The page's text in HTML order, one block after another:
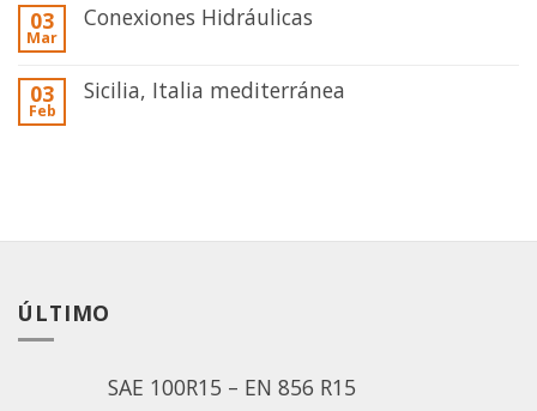
03
Mar
Conexiones Hidráulicas
03
Feb
Sicilia, Italia mediterránea
ÚLTIMO
SAE 100R15 – EN 856 R15